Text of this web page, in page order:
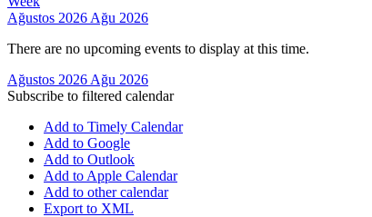
Ağustos 2026 Ağu 2026
There are no upcoming events to display at this time.
Ağustos 2026 Ağu 2026
Subscribe to filtered calendar
Add to Timely Calendar
Add to Google
Add to Outlook
Add to Apple Calendar
Add to other calendar
Export to XML